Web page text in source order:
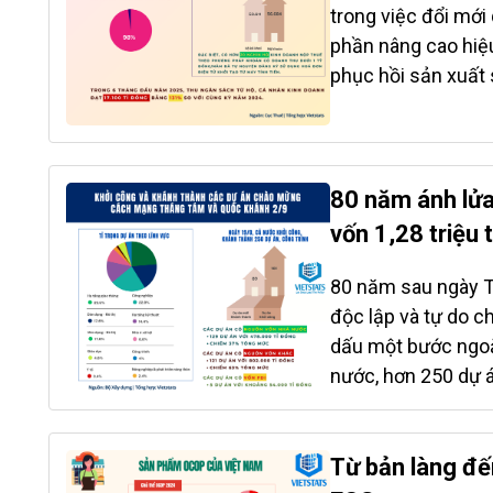
hút mạnh mẽ của
tranh phát triển
năng động nhất
2023, thị trường...
trong việc đổi mới
phần nâng cao
phục hồi sản xuất
thuế hiện đại,
hợp với các cơ
Quản lý thuế và
bỏ hình thức thuế
lý thuế hiện đại,
Đây là bước đi
nhân theo tinh
hoạt động minh
80 năm ánh
vốn 1,28 triệu
80 năm sau ngày
độc lập và tự do
dấu một bước
nước, hơn 250 dự
thành, với tổng
tỉ USD. Đây không
là được coi là một
Từ bản làng